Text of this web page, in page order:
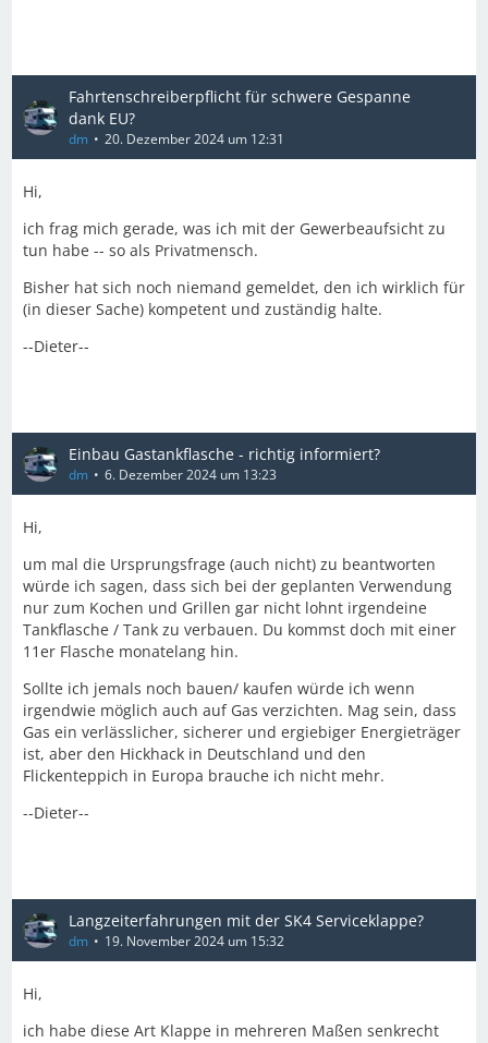
Fahrtenschreiberpflicht für schwere Gespanne
dank EU?
dm 20. Dezember 2024 um 12:31
Hi,
ich frag mich gerade, was ich mit der Gewerbeaufsicht zu
tun habe -- so als Privatmensch.
Bisher hat sich noch niemand gemeldet, den ich wirklich für
(in dieser Sache) kompetent und zuständig halte.
--Dieter--
Einbau Gastankflasche - richtig informiert?
dm 6. Dezember 2024 um 13:23
Hi,
um mal die Ursprungsfrage (auch nicht) zu beantworten
würde ich sagen, dass sich bei der geplanten Verwendung
nur zum Kochen und Grillen gar nicht lohnt irgendeine
Tankflasche / Tank zu verbauen. Du kommst doch mit einer
11er Flasche monatelang hin.
Sollte ich jemals noch bauen/ kaufen würde ich wenn
irgendwie möglich auch auf Gas verzichten. Mag sein, dass
Gas ein verlässlicher, sicherer und ergiebiger Energieträger
ist, aber den Hickhack in Deutschland und den
Flickenteppich in Europa brauche ich nicht mehr.
--Dieter--
Langzeiterfahrungen mit der SK4 Serviceklappe?
dm 19. November 2024 um 15:32
Hi,
ich habe diese Art Klappe in mehreren Maßen senkrecht